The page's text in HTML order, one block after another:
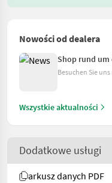
Nowości od dealera
Shop rund um
Besuchen Sie
Wszystkie aktualności
Dodatkowe usługi
arkusz danych PDF